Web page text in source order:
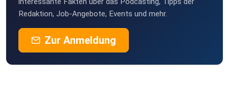
Redaktion, Job-Angebote, Events und mehr.
Zur Anmeldung